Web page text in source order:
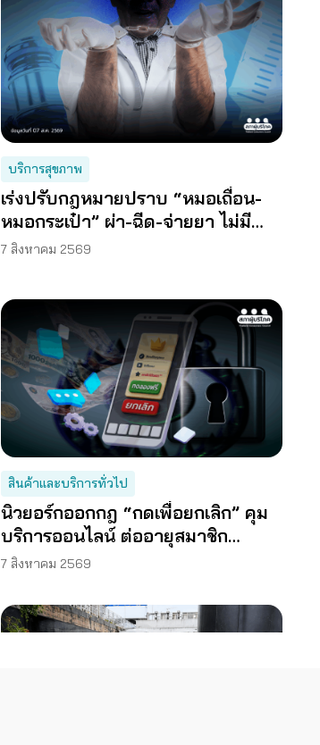
บริการสุขภาพ
เร่งปรับกฎหมายปราบ “หมอเถื่อน-
หมอกระเป๋า” ผ่า-ฉีด-จ่ายยา ไม่มี
ความรู้
7 สิงหาคม 2569
สินค้าและบริการทั่วไป
นิวยอร์กออกกฎ “กดเพื่อยกเลิก” คุม
บริการออนไลน์ ต่ออายุสมาชิก
อัตโนมัติ
7 สิงหาคม 2569